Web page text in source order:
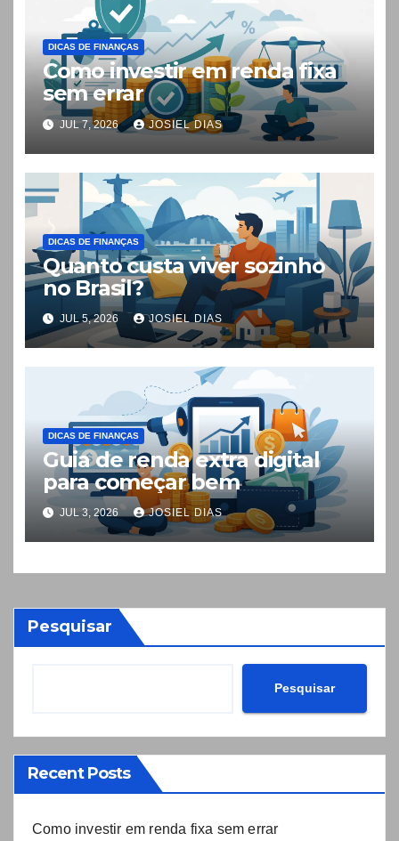
DICAS DE FINANÇAS
Como investir em renda fixa
sem errar
JUL 7, 2026 JOSIEL DIAS
DICAS DE FINANÇAS
Quanto custa viver sozinho
no Brasil?
JUL 5, 2026 JOSIEL DIAS
DICAS DE FINANÇAS
Guia de renda extra digital
para começar bem
JUL 3, 2026 JOSIEL DIAS
Pesquisar
Pesquisar
Recent Posts
Como investir em renda fixa sem errar